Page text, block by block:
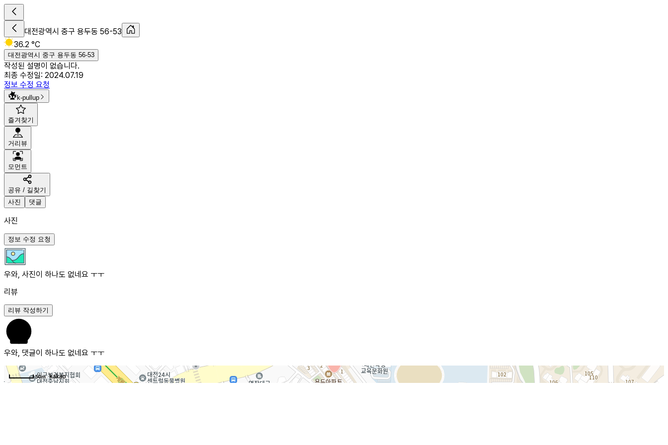
대전광역시 중구 용두동 56-53
36.2 °C
대전광역시 중구 용두동 56-53
작성된 설명이 없습니다.
최종 수정일: 2024.07.19
정보 수정 요청
k-pullup
즐겨찾기
거리뷰
모먼트
공유 / 길찾기
사진
댓글
사진
정보 수정 요청
우와, 사진이 하나도 없네요 ㅜㅜ
리뷰
리뷰 작성하기
우와, 댓글이 하나도 없네요 ㅜㅜ
50m